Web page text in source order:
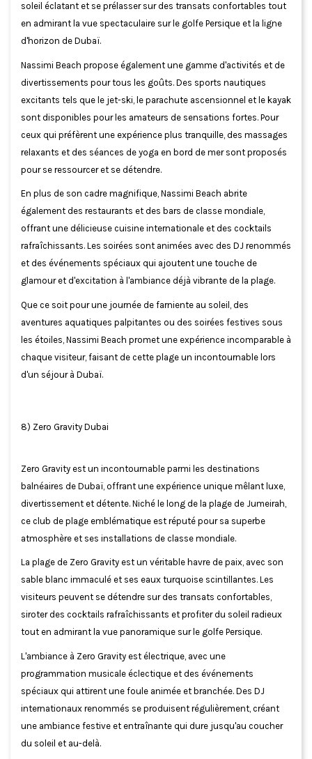
soleil éclatant et se prélasser sur des transats confortables tout
en admirant la vue spectaculaire sur le golfe Persique et la ligne
d'horizon de Dubaï.
Nassimi Beach propose également une gamme d'activités et de
divertissements pour tous les goûts. Des sports nautiques
excitants tels que le jet-ski, le parachute ascensionnel et le kayak
sont disponibles pour les amateurs de sensations fortes. Pour
ceux qui préfèrent une expérience plus tranquille, des massages
relaxants et des séances de yoga en bord de mer sont proposés
pour se ressourcer et se détendre.
En plus de son cadre magnifique, Nassimi Beach abrite
également des restaurants et des bars de classe mondiale,
offrant une délicieuse cuisine internationale et des cocktails
rafraîchissants. Les soirées sont animées avec des DJ renommés
et des événements spéciaux qui ajoutent une touche de
glamour et d'excitation à l'ambiance déjà vibrante de la plage.
Que ce soit pour une journée de farniente au soleil, des
aventures aquatiques palpitantes ou des soirées festives sous
les étoiles, Nassimi Beach promet une expérience incomparable à
chaque visiteur, faisant de cette plage un incontournable lors
d'un séjour à Dubaï.
8) Zero Gravity Dubai
Zero Gravity est un incontournable parmi les destinations
balnéaires de Dubaï, offrant une expérience unique mêlant luxe,
divertissement et détente. Niché le long de la plage de Jumeirah,
ce club de plage emblématique est réputé pour sa superbe
atmosphère et ses installations de classe mondiale.
La plage de Zero Gravity est un véritable havre de paix, avec son
sable blanc immaculé et ses eaux turquoise scintillantes. Les
visiteurs peuvent se détendre sur des transats confortables,
siroter des cocktails rafraîchissants et profiter du soleil radieux
tout en admirant la vue panoramique sur le golfe Persique.
L'ambiance à Zero Gravity est électrique, avec une
programmation musicale éclectique et des événements
spéciaux qui attirent une foule animée et branchée. Des DJ
internationaux renommés se produisent régulièrement, créant
une ambiance festive et entraînante qui dure jusqu'au coucher
du soleil et au-delà.